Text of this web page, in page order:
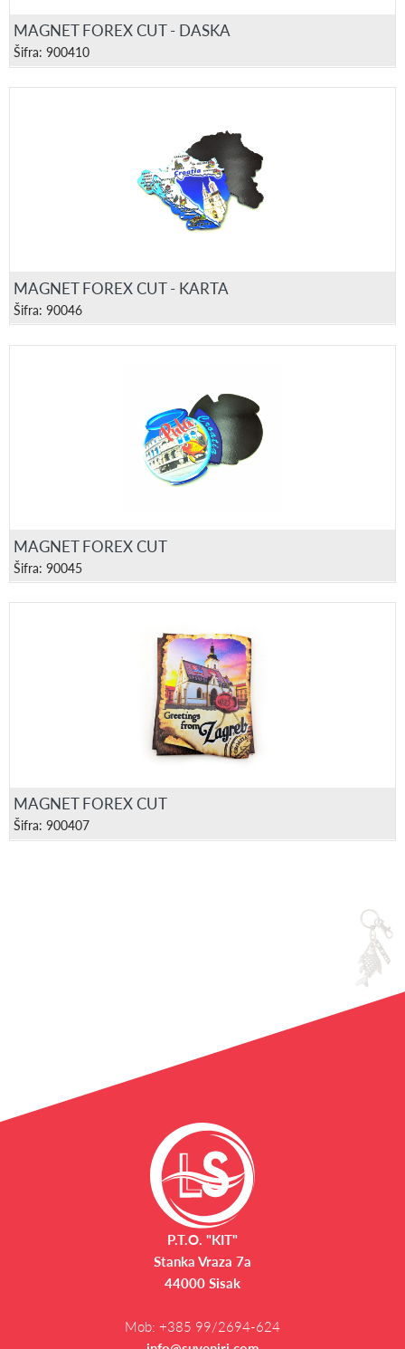
MAGNET FOREX CUT - DASKA
Šifra: 900410
MAGNET FOREX CUT - KARTA
Šifra: 90046
MAGNET FOREX CUT
Šifra: 90045
MAGNET FOREX CUT
Šifra: 900407
P.T.O. "KIT"
Stanka Vraza 7a
44000 Sisak
Mob: +385 99/2694-624